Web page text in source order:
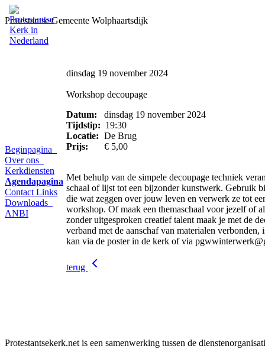
Protestantse Gemeente Wolphaartsdijk
Beginpagina
Over ons
Kerkdiensten
Agendapagina
Contact Links
Downloads
ANBI
dinsdag 19 november 2024
Workshop decoupage
Datum:
dinsdag 19 november 2024
Tijdstip: 19:30
Locatie: De Brug
Prijs:
€ 5,00
Met behulp van de simpele decoupage techniek
schaal of lijst tot een bijzonder kunstwerk. Gebruik
die wat zeggen over jouw leven en verwerk ze tot
workshop. Of maak een themaschaal voor jezelf of
zonder uitgesproken creatief talent maak je met de
verband met de aanschaf van materialen
kan via de poster in de kerk of via
terug
Protestantsekerk.net is een samenwerking tussen de